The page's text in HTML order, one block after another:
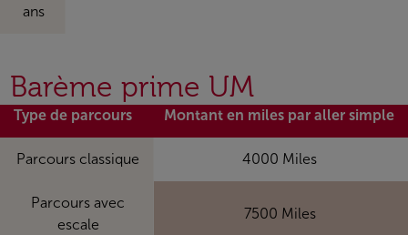
ans
Barème prime UM
Type de parcours Montant en miles par aller simple
Parcours classique 4000 Miles
Parcours avec
escale
7500 Miles